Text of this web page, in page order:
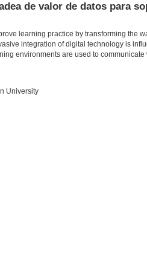
de valor de datos para
learning practice by transforming the
integration of digital technology is
environments are used to
University